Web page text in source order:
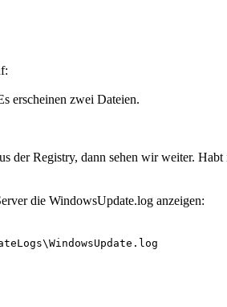
erscheinen zwei Dateien.
der Registry, dann sehen wir weiter.
die WindowsUpdate.log anzeigen: